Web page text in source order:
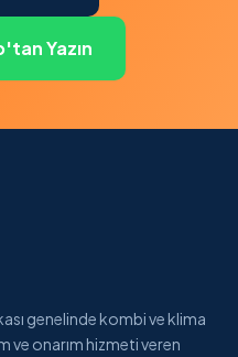
Yazın
genelinde kombi ve klima
ve onarım hizmeti veren